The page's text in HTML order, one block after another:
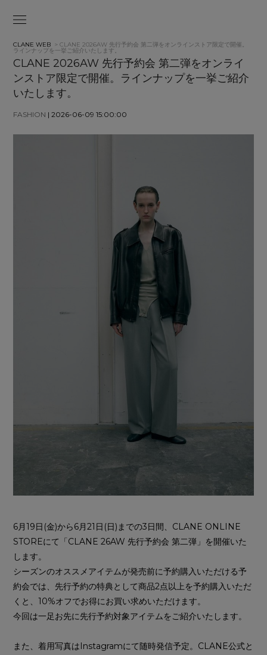
CLANE WEB > CLANE 2026AW 先行予約会 第二弾をオンラインストア限定で開催。
ラインナップを一挙ご紹介いたします。
CLANE 2026AW 先行予約会 第二弾をオンライ
ンストア限定で開催。ラインナップを一挙ご紹介
いたします。
FASHION | 2026-06-09 15:00:00
6月19日(金)から6月21日(日)までの3日間、CLANE ONLINE
STOREにて「CLANE 26AW 先行予約会 第二弾」を開催いた
します。
シーズンのオススメアイテムが発売前に予約購入いただける予
約会では、先行予約の特典として商品2点以上を予約購入いただ
くと、10%オフでお得にお買い求めいただけます。
今回は一足お先に先行予約対象アイテムをご紹介いたします。
また、着用写真はInstagramにて随時発信予定。CLANE公式と